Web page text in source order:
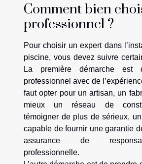
Comment bien
professionnel ?
Pour choisir un expert dans
piscine, vous devez suivre
La première démarche est
professionnel avec de
faut opter pour un artisan, un
mieux un réseau de
témoigner de plus de sérieux,
capable de fournir une garantie
assurance de
professionnelle.